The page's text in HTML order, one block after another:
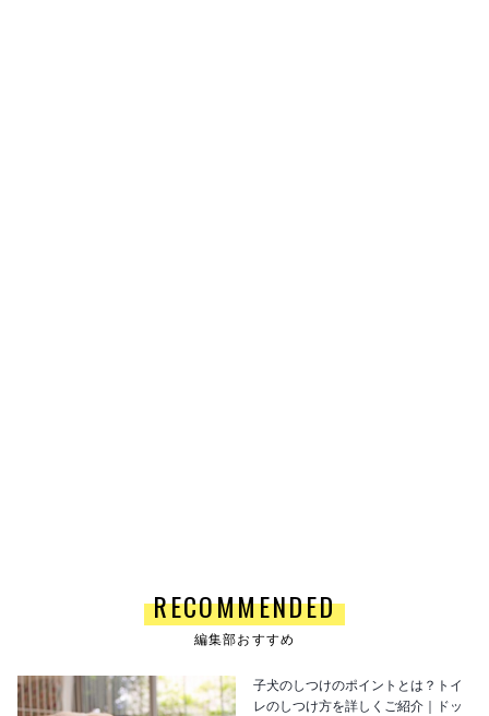
RECOMMENDED
編集部おすすめ
子犬のしつけのポイントとは？トイ
レのしつけ方を詳しくご紹介｜ドッ